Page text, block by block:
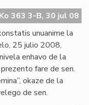
363 3-B, 30 jul 08
unuanime la
25 julio 2008,
enhavo de la
fare de sen.
okaze de la
de sen.